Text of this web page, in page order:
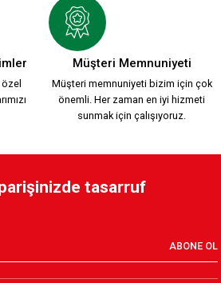
Müşteri Memnuniyeti
Müşteri memnuniyeti bizim için çok
önemli. Her zaman en iyi hizmeti
sunmak için çalışıyoruz.
tasarruf
ABONE OL